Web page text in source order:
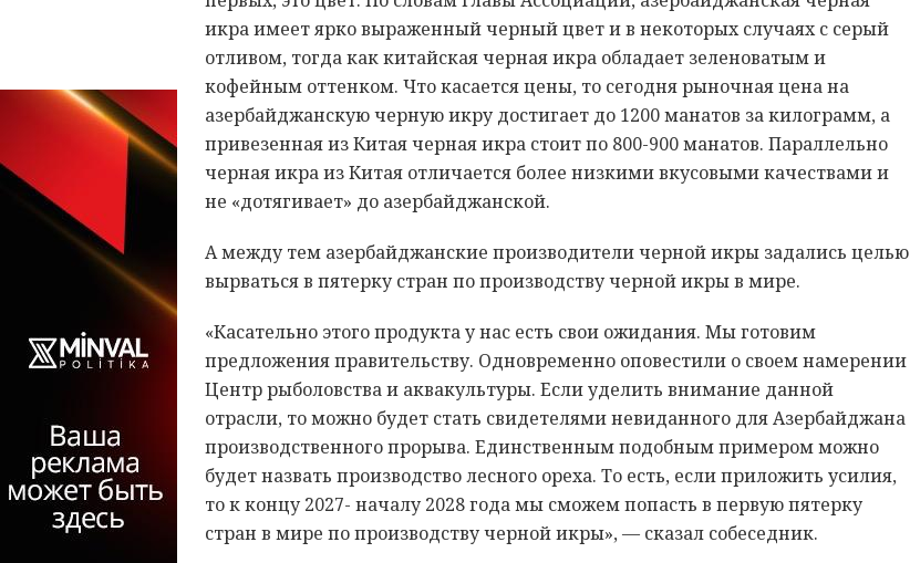
икра имеет ярко выраженный черный цвет и в некоторых случаях с серый
отливом, тогда как китайская черная икра обладает зеленоватым и
кофейным оттенком. Что касается цены, то сегодня рыночная цена на
азербайджанскую черную икру достигает до 1200 манатов за килограмм, а
привезенная из Китая черная икра стоит по 800-900 манатов. Параллельно
черная икра из Китая отличается более низкими вкусовыми качествами и
не «дотягивает» до азербайджанской.
А между тем азербайджанские производители черной икры задались целью
вырваться в пятерку стран по производству черной икры в мире.
«Касательно этого продукта у нас есть свои ожидания. Мы готовим
предложения правительству. Одновременно оповестили о своем намерении
Центр рыболовства и аквакультуры. Если уделить внимание данной
отрасли, то можно будет стать свидетелями невиданного для Азербайджана
производственного прорыва. Единственным подобным примером можно
будет назвать производство лесного ореха. То есть, если приложить усилия,
то к концу 2027- началу 2028 года мы сможем попасть в первую пятерку
стран в мире по производству черной икры», — сказал собеседник.